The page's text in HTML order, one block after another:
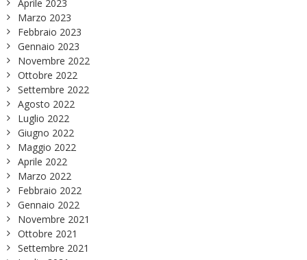
Aprile 2023
Marzo 2023
Febbraio 2023
Gennaio 2023
Novembre 2022
Ottobre 2022
Settembre 2022
Agosto 2022
Luglio 2022
Giugno 2022
Maggio 2022
Aprile 2022
Marzo 2022
Febbraio 2022
Gennaio 2022
Novembre 2021
Ottobre 2021
Settembre 2021